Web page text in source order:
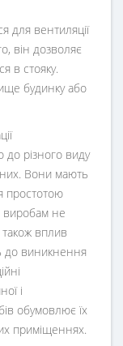
для вентиляції
він дозволяє
в стояку.
будинку або
до різного виду
Вони мають
простотою
виробам не
також вплив
до виникнення
і
обумовлює їх
приміщеннях.